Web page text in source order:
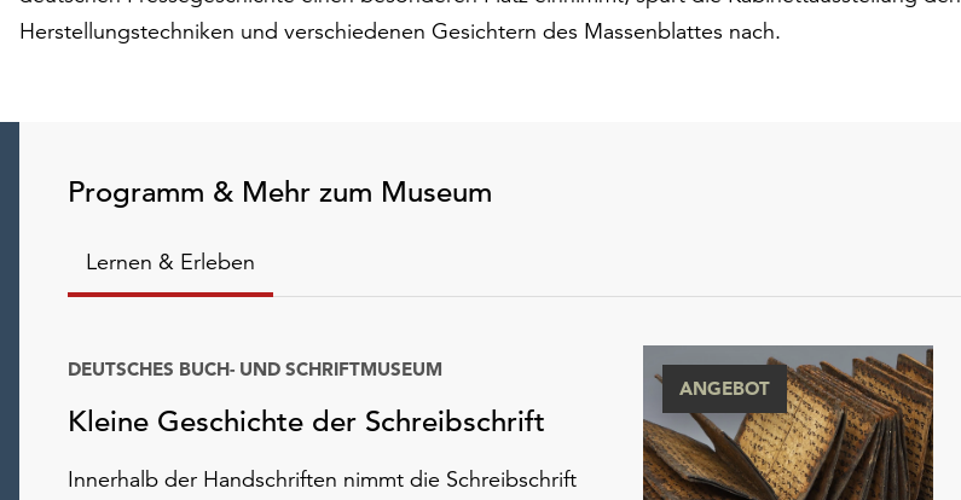
Herstellungstechniken und verschiedenen Gesichtern des Massenblattes nach.
Programm & Mehr zum Museum
Lernen & Erleben
Kleine Geschichte der Schreibschrift
DEUTSCHES BUCH- UND SCHRIFTMUSEUM
Innerhalb der Handschriften nimmt die Schreibschrift
ANGEBOT